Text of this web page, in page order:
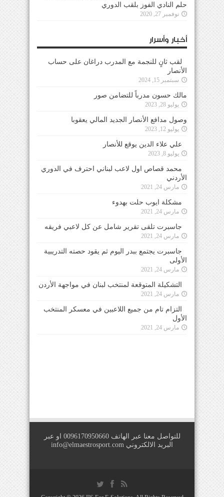
حلم النادي الفوز بلقب الدوري
نوفمبر 27, 2020
أخبار وأسرار
لقب ثانٍ للنجمة مع المدرب دراغان على حساب
الأنصار
سبتمبر 15, 2024
مالك حسون مدرباً للتضامن صور
يوليو 28, 2023
وصول مدافع الأنصار الجديد المالي يعقوبا
يوليو 12, 2023
علي علاء الدين يوقع للأنصار
يوليو 8, 2023
محمد قصاص اول لاعب لبناني احترف في الدوري
الأردني
مارس 24, 2021
مشكلة ايوب حلت بهدوء
مارس 24, 2021
جاسبرت تلقى تقرير شامل عن كل لاعبي فريقه
مارس 24, 2021
جاسبرت يجتمع ببدر اليوم ثم يقود حصته التدريبية
الأولى
مارس 24, 2021
التشكيلة المتوقعة لمنتخب لبنان في مواجهة الأردن
مارس 24, 2021
التزام تام من جميع اللاعبين في معسكر المنتخب
الأول
مارس 24, 2021
للتواصل معنا عبر الهاتف 0096170950660 او عبر
البريد الالكتروني info@elmaestrosport.com